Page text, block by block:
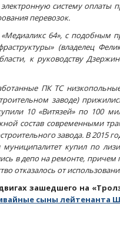
систему оплаты
перевозок.
64», с подобным
(владелец
к руководству
ПК ТС
заводе)
10 «Витязей» по 100
состав современными
завода. В 2015
купил по
в депо на ремонте,
отказалось от
зашедшего на
сыны лейтенанта
концерт ансамбля